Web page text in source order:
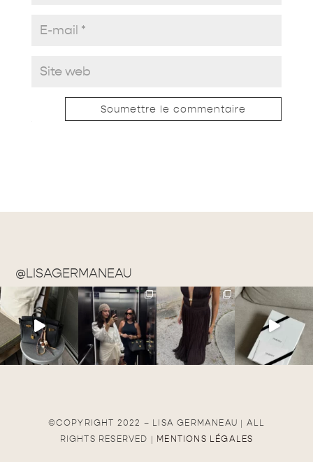
Soumettre le commentaire
@LISAGERMANEAU
©COPYRIGHT 2022 – LISA GERMANEAU | ALL
RIGHTS RESERVED | MENTIONS LÉGALES